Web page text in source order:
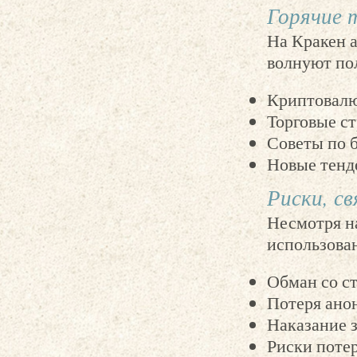
Горячие
На Кракен
волнуют
Торговые
Советы по
Новые
Риски,
Несмотря
Обман со
Потеря
Наказание
Риски